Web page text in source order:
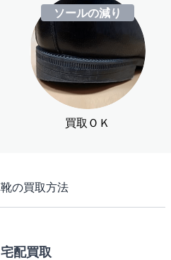
ソールの減り
買取ＯＫ
の買取方法
配買取